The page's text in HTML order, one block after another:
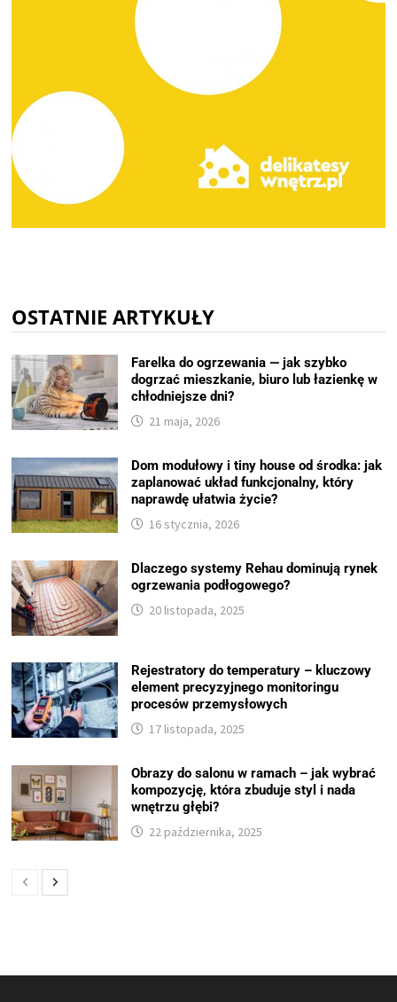
OSTATNIE ARTYKUŁY
Farelka do ogrzewania — jak szybko
dogrzać mieszkanie, biuro lub łazienkę w
chłodniejsze dni?
21 maja, 2026
Dom modułowy i tiny house od środka: jak
zaplanować układ funkcjonalny, który
naprawdę ułatwia życie?
16 stycznia, 2026
Dlaczego systemy Rehau dominują rynek
ogrzewania podłogowego?
20 listopada, 2025
Rejestratory do temperatury – kluczowy
element precyzyjnego monitoringu
procesów przemysłowych
17 listopada, 2025
Obrazy do salonu w ramach – jak wybrać
kompozycję, która zbuduje styl i nada
wnętrzu głębi?
22 października, 2025